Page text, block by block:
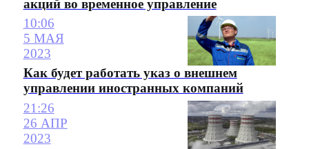
акций во временное управление
10:06
5 МАЯ
2023
Как будет работать указ о внешнем
управлении иностранных компаний
21:26
26 АПР
2023